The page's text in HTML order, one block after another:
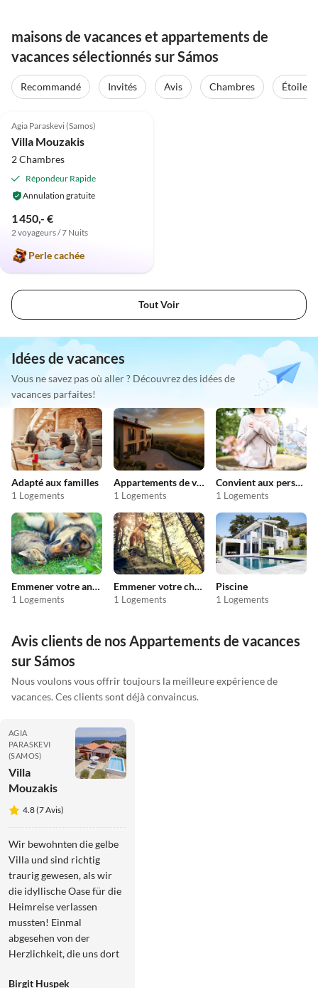
maisons de vacances et appartements de
vacances sélectionnés sur Sámos
Recommandé Invités Avis Chambres Étoiles
Meilleure
Annonce
Agia Paraskevi (Samos)
Villa Mouzakis
2 Chambres
Répondeur Rapide
Annulation gratuite
1 450,- €
2 voyageurs / 7 Nuits
Perle cachée
Tout Voir
Idées de vacances
Vous ne savez pas où aller ? Découvrez des idées de
vacances parfaites!
Adapté aux familles
1 Logements
Appartements de vacances pas chers
1 Logements
Convient aux personnes allergiques
1 Logements
Emmener votre animal en vacances
1 Logements
Emmener votre chien en vacances
1 Logements
Piscine
1 Logements
Avis clients de nos Appartements de vacances
sur Sámos
Nous voulons vous offrir toujours la meilleure expérience de
vacances. Ces clients sont déjà convaincus.
AGIA
PARASKEVI
(SAMOS)
Villa
Mouzakis
4.8 (7 Avis)
Wir bewohnten die gelbe
Villa und sind richtig
traurig gewesen, als wir
die idyllische Oase für die
Heimreise verlassen
mussten! Einmal
abgesehen von der
Herzlichkeit, die uns dort
sehr privat und es fühlte
Birgit Huspek